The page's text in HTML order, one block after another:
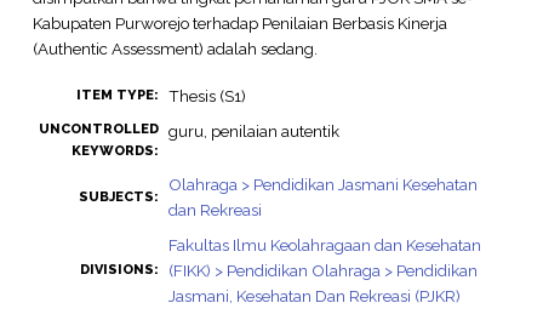
Kabupaten Purworejo terhadap Penilaian Berbasis Kinerja
(Authentic Assessment) adalah sedang.
ITEM TYPE: Thesis (S1)
UNCONTROLLED
KEYWORDS:
guru, penilaian autentik
SUBJECTS:
Olahraga > Pendidikan Jasmani Kesehatan
dan Rekreasi
DIVISIONS:
Fakultas Ilmu Keolahragaan dan Kesehatan
(FIKK) > Pendidikan Olahraga > Pendidikan
Jasmani, Kesehatan Dan Rekreasi (PJKR)